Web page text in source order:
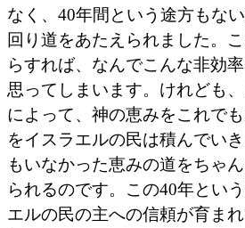
なく、40年間という途方もな
回り道をあたえられました。
らすれば、なんでこんな非効
思ってしまいます。けれども
によって、神の恵みをこれで
をイスラエルの民は積んでい
もいなかった恵みの道をちゃ
られるのです。この40年とい
エルの民の主への信頼が育ま